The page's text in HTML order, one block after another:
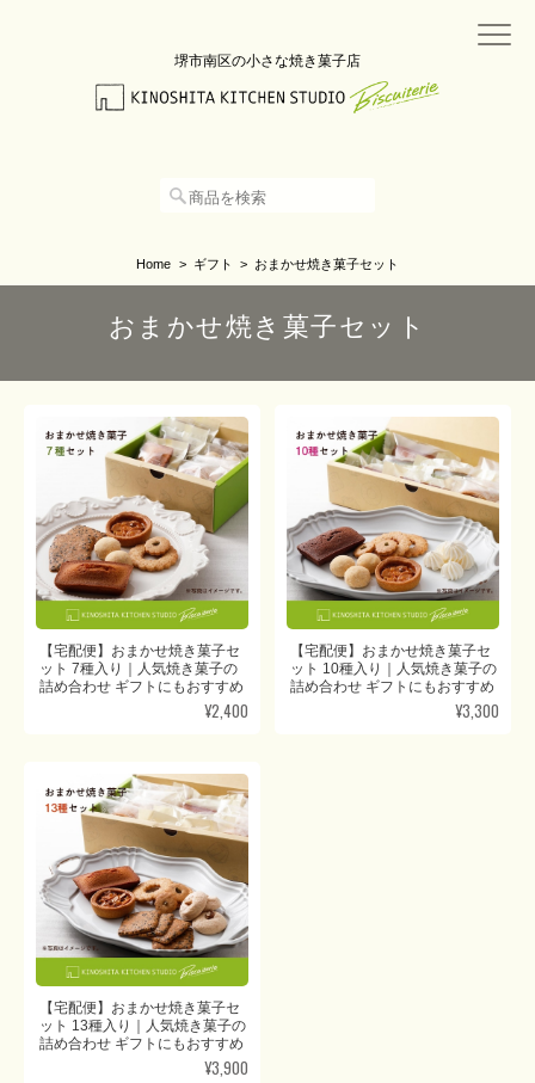
堺市南区の小さな焼き菓子店
Home ギフト おまかせ焼き菓子セット
おまかせ焼き菓子セット
【宅配便】おまかせ焼き菓子セ
ット 7種入り｜人気焼き菓子の
詰め合わせ ギフトにもおすすめ
¥2,400
【宅配便】おまかせ焼き菓子セ
ット 10種入り｜人気焼き菓子の
詰め合わせ ギフトにもおすすめ
¥3,300
【宅配便】おまかせ焼き菓子セ
ット 13種入り｜人気焼き菓子の
詰め合わせ ギフトにもおすすめ
¥3,900